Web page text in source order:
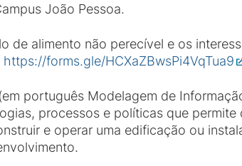
João Pessoa.
de alimento não perecível e os
https://forms.gle/HCXaZBwsPi4VqTua9
português Modelagem de
processos e políticas que permite
e operar uma edificação ou